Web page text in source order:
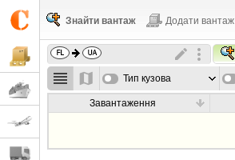
Знайти вантаж Додати вантаж
Тип кузова
Завантаження